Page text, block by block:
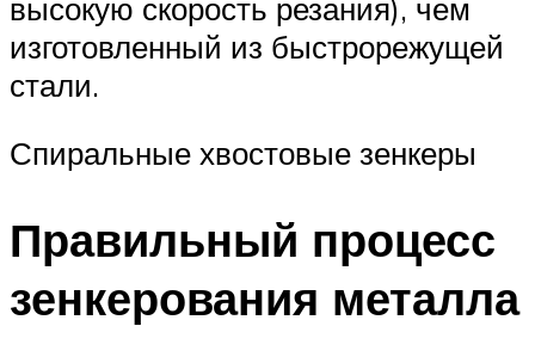
высокую скорость резания), чем
изготовленный из быстрорежущей
стали.
Спиральные хвостовые зенкеры
Правильный процесс
зенкерования металла